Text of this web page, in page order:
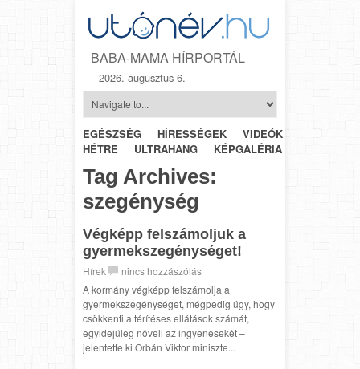
BABA-MAMA HÍRPORTÁL
2026. augusztus 6.
EGÉSZSÉG HÍRESSÉGEK VIDEÓK
HÉTRŐL-
HÉTRE
ULTRAHANG KÉPGALÉRIA
Tag Archives:
szegénység
Végképp felszámoljuk a
gyermekszegénységet!
Hírek
nincs hozzászólás
A kormány végképp felszámolja a
gyermekszegénységet, mégpedig úgy, hogy
csökkenti a térítéses ellátások számát,
egyidejűleg növeli az ingyenesekét –
jelentette ki Orbán Viktor miniszte...